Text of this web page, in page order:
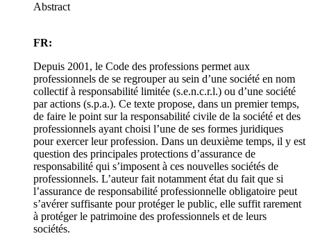
Abstract
FR:
Depuis 2001, le Code des professions permet aux
professionnels de se regrouper au sein d’une société en nom
collectif à responsabilité limitée (s.e.n.c.r.l.) ou d’une société
par actions (s.p.a.). Ce texte propose, dans un premier temps,
de faire le point sur la responsabilité civile de la société et des
professionnels ayant choisi l’une de ses formes juridiques
pour exercer leur profession. Dans un deuxième temps, il y est
question des principales protections d’assurance de
responsabilité qui s’imposent à ces nouvelles sociétés de
professionnels. L’auteur fait notamment état du fait que si
l’assurance de responsabilité professionnelle obligatoire peut
s’avérer suffisante pour protéger le public, elle suffit rarement
à protéger le patrimoine des professionnels et de leurs
sociétés.